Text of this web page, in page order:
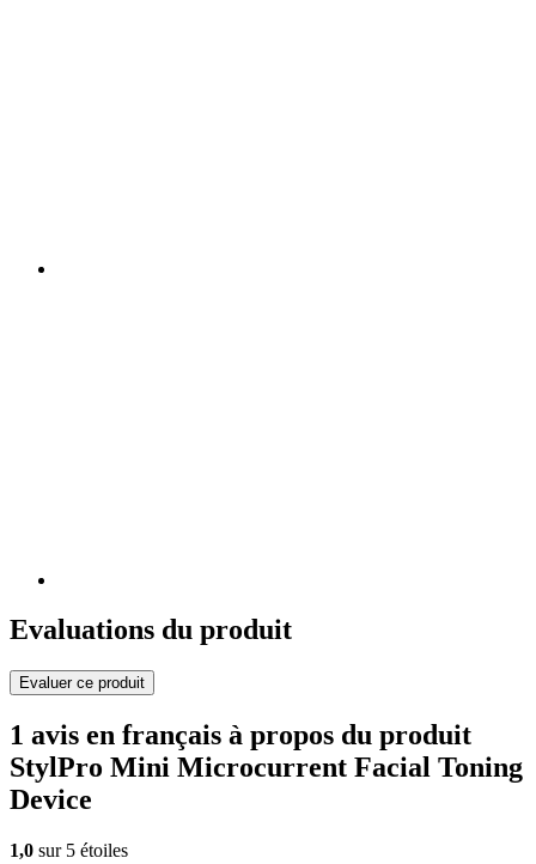
Evaluations du produit
Evaluer ce produit
1 avis en français à propos du produit
StylPro Mini Microcurrent Facial Toning
Device
1,0 sur 5 étoiles